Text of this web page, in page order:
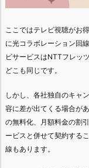
ここではテレビ視聴がお
に光コラボレーション回
ビサービスはNTTフレッ
どこも同じです。
しかし、各社独自のキャ
容に差が出てくる場合が
の無料化、月額料金の割
ービスと併せて契約する
線もあります。